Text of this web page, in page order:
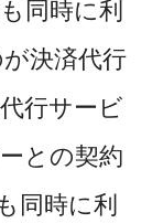
同時に利
決済代行
行サービ
との契約
同時に利